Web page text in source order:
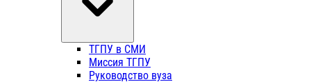
ТГПУ в СМИ
Миссия ТГПУ
Руководство вуза